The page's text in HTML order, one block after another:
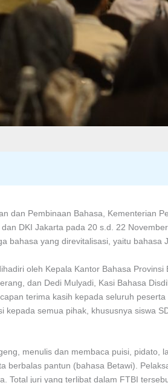
dan Pembinaan Bahasa, Kementerian
DKI Jakarta pada 20 s.d. 22
bahasa yang direvitalisasi, yaitu bahasa
oleh Kepala Kantor Bahasa
dan Dedi Mulyadi, Kasi Bahasa
terima kasih kepada seluruh
semua pihak, khususnya siswa
menulis dan membaca puisi, pidato,
berbalas pantun (bahasa Betawi).
Total juri yang terlibat dalam FTBI